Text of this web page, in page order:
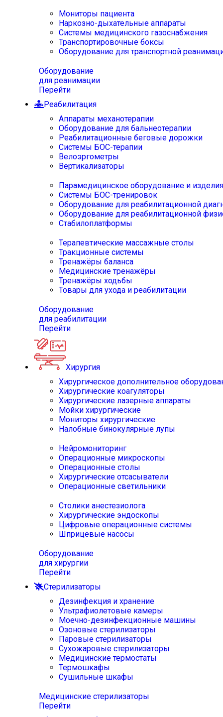
Мониторы пациента
Наркозно-дыхательные аппараты
Системы медицинского газоснабжения
Транспортировочные боксы
Оборудование для транспортной
Оборудование
для реанимации
Перейти
Реабилитация
Аппараты механотерапии
Оборудование для бальнеотерапии
Реабилитационные беговые дорожки
Системы БОС-терапии
Велоэргометры
Вертикализаторы
Парамедицинское оборудование и изделия
Системы БОС-тренировок
Оборудование для реабилитационной
Оборудование для реабилитационной
Стабилоплатформы
Терапевтические массажные столы
Тракционные системы
Тренажёры баланса
Медицинские тренажёры
Тренажёры ходьбы
Товары для ухода и реабилитации
Оборудование
для реабилитации
Перейти
Хирургия
Хирургическое дополнительное
Хирургические коагуляторы
Хирургические лазерные аппараты
Мойки хирургические
Мониторы хирургические
Налобные бинокулярные лупы
Нейромониторинг
Операционные микроскопы
Операционные столы
Хирургические отсасыватели
Операционные светильники
Столики анестезиолога
Хирургические эндоскопы
Цифровые операционные системы
Шприцевые насосы
Оборудование
для хирургии
Перейти
Стерилизаторы
Дезинфекция и хранение
Ультрафиолетовые камеры
Моечно-дезинфекционные машины
Озоновые стерилизаторы
Паровые стерилизаторы
Сухожаровые стерилизаторы
Медицинские термостаты
Термошкафы
Сушильные шкафы
Медицинские стерилизаторы
Перейти